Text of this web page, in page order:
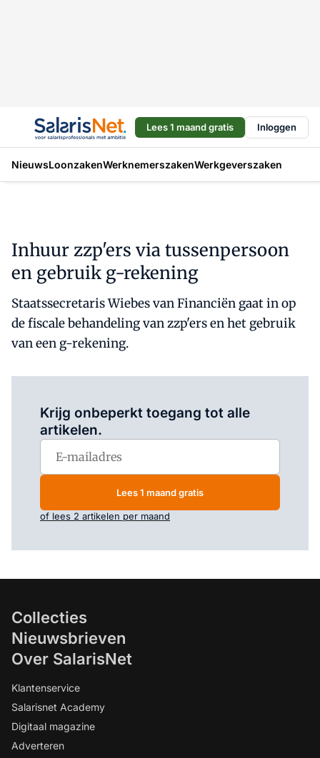
Lees 1 maand gratis Inloggen
NieuwsLoonzakenWerknemerszakenWerkgeverszaken
Inhuur zzp'ers via tussenpersoon
en gebruik g-rekening
Staatssecretaris Wiebes van Financiën gaat in op
de fiscale behandeling van zzp'ers en het gebruik
van een g-rekening.
Krijg onbeperkt toegang tot alle
artikelen.
Lees 1 maand gratis
of lees 2 artikelen per maand
Collecties
Nieuwsbrieven
Over SalarisNet
Klantenservice
Salarisnet Academy
Digitaal magazine
Adverteren